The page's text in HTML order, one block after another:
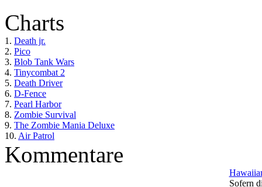
Charts
1. Death jr.
2. Pico
3. Blob Tank Wars
4. Tinycombat 2
5. Death Driver
6. D-Fence
7. Pearl Harbor
8. Zombie Survival
9. The Zombie Mania Deluxe
10. Air Patrol
Kommentare
Sofern